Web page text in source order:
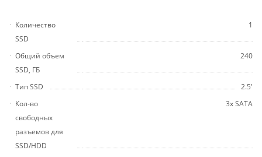
Количество
SSD
1
Общий объем
SSD, ГБ
240
Тип SSD
2.5'
Кол-во
свободных
разъемов для
SSD/HDD
3х SATA